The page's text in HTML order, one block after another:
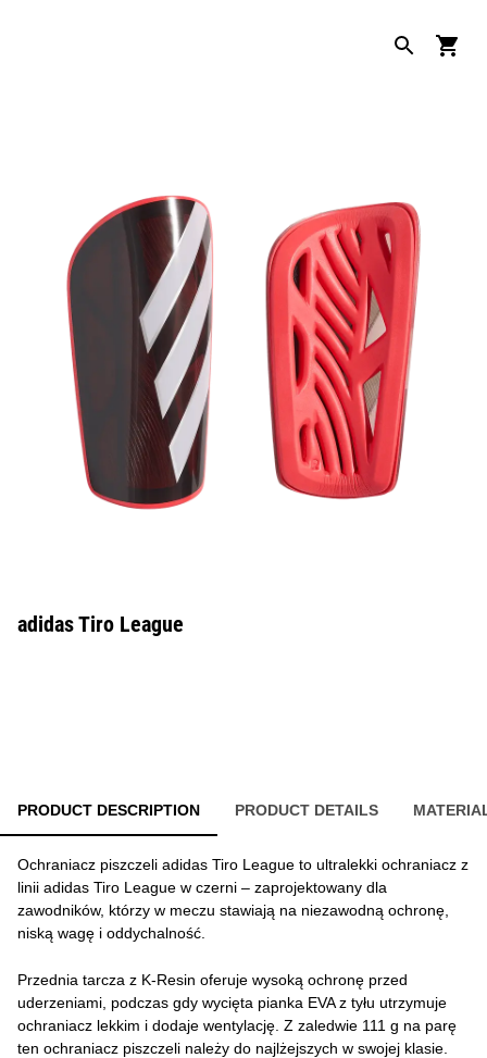
adidas Tiro League
PRODUCT DESCRIPTION PRODUCT DETAILS
Ochraniacz piszczeli adidas Tiro League to ultralekki ochraniacz z
linii adidas Tiro League w czerni – zaprojektowany dla
zawodników, którzy w meczu stawiają na niezawodną ochronę,
niską wagę i oddychalność.
Przednia tarcza z K-Resin oferuje wysoką ochronę przed
uderzeniami, podczas gdy wycięta pianka EVA z tyłu utrzymuje
ochraniacz lekkim i dodaje wentylację. Z zaledwie 111 g na parę
ten ochraniacz piszczeli należy do najlżejszych w swojej klasie.